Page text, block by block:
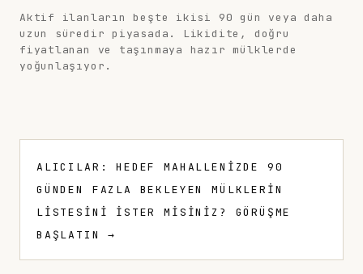
Aktif ilanların beşte ikisi 90 gün veya daha
uzun süredir piyasada. Likidite, doğru
fiyatlanan ve taşınmaya hazır mülklerde
yoğunlaşıyor.
ALICILAR: HEDEF MAHALLENIZDE 90
GÜNDEN FAZLA BEKLEYEN MÜLKLERIN
LISTESINI ISTER MISINIZ? GÖRÜŞME
BAŞLATIN →